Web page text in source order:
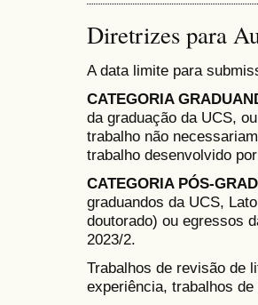
Diretrizes para
A data limite para
CATEGORIA
da graduação da UCS,
trabalho não
trabalho desenvolvido
CATEGORIA PÓS-
graduandos da UCS,
doutorado) ou egressos
2023/2.
Trabalhos de revisão de
experiência, trabalhos